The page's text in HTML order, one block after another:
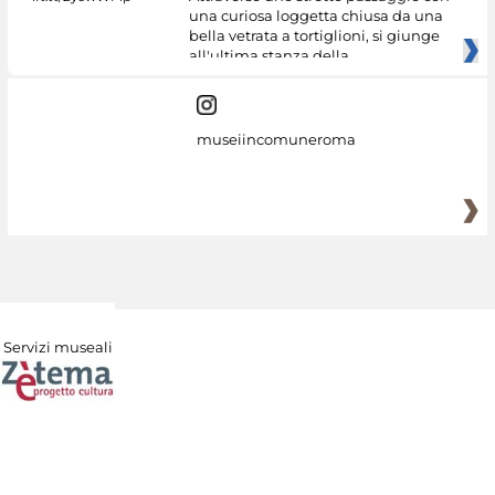
una curiosa loggetta chiusa da una
bella vetrata a tortiglioni, si giunge
all'ultima stanza della
museiincomuneroma
Servizi museali